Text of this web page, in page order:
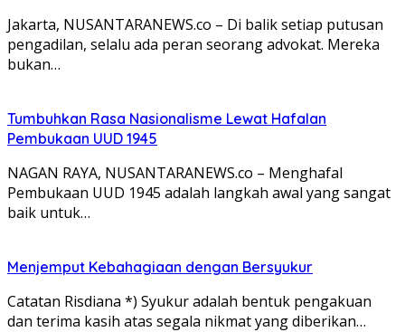
Jakarta, NUSANTARANEWS.co – Di balik setiap putusan
pengadilan, selalu ada peran seorang advokat. Mereka
bukan…
Tumbuhkan Rasa Nasionalisme Lewat Hafalan
Pembukaan UUD 1945
NAGAN RAYA, NUSANTARANEWS.co – Menghafal
Pembukaan UUD 1945 adalah langkah awal yang sangat
baik untuk…
Menjemput Kebahagiaan dengan Bersyukur
Catatan Risdiana *) Syukur adalah bentuk pengakuan
dan terima kasih atas segala nikmat yang diberikan…